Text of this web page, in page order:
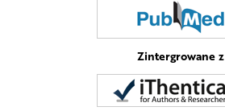
Zintergrowane z